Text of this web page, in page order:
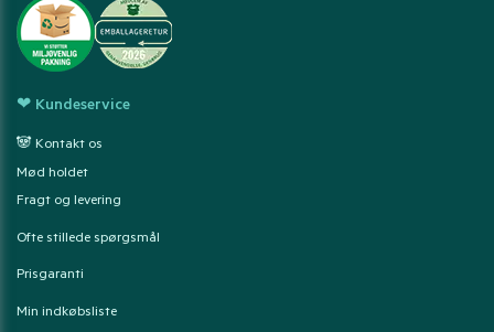
❤ Kundeservice
🐼 Kontakt os
Mød holdet
Fragt og levering
Ofte stillede spørgsmål
Prisgaranti
Min indkøbsliste